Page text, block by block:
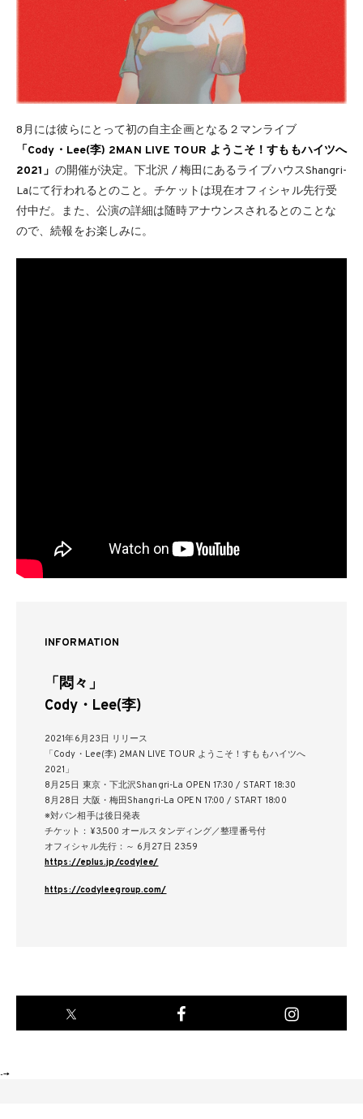
8月には彼らにとって初の自主企画となる２マンライブ
「Cody・Lee(李) 2MAN LIVE TOUR ようこそ！すももハイツへ
2021」 の開催が決定。下北沢 / 梅田にあるライブハウスShangri-
Laにて行われるとのこと。チケットは現在オフィシャル先行受
付中だ。また、公演の詳細は随時アナウンスされるとのことな
ので、続報をお楽しみに。
INFORMATION
「悶々」
Cody・Lee(李)
2021年6月23日 リリース
「Cody・Lee(李) 2MAN LIVE TOUR ようこそ！すももハイツへ
2021」
8月25日 東京・下北沢Shangri-La OPEN 17:30 / START 18:30
8月28日 大阪・梅田Shangri-La OPEN 17:00 / START 18:00
※対バン相手は後日発表
チケット：¥3,500 オールスタンディング／整理番号付
オフィシャル先行：～ 6月27日 23:59
https://eplus.jp/codylee/
https://codyleegroup.com/
-->